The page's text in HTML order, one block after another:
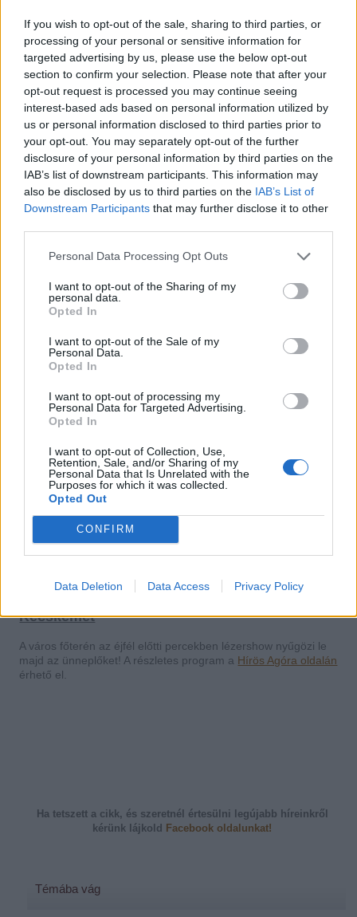
If you wish to opt-out of the sale, sharing to third parties, or
processing of your personal or sensitive information for
targeted advertising by us, please use the below opt-out
section to confirm your selection. Please note that after your
opt-out request is processed you may continue seeing
interest-based ads based on personal information utilized by
us or personal information disclosed to third parties prior to
your opt-out. You may separately opt-out of the further
disclosure of your personal information by third parties on the
IAB’s list of downstream participants. This information may
also be disclosed by us to third parties on the IAB’s List of
Downstream Participants that may further disclose it to other
Personal Data Processing Opt Outs
I want to opt-out of the Sharing of my
personal data.
Opted In
I want to opt-out of the Sale of my
Personal Data.
Opted In
I want to opt-out of processing my
Personal Data for Targeted Advertising.
Opted In
I want to opt-out of Collection, Use,
Retention, Sale, and/or Sharing of my
Personal Data that Is Unrelated with the
Purposes for which it was collected.
Opted Out
CONFIRM
Data Deletion Data Access Privacy Policy
A Magyar Madártani és Természetvédelmi Egyesület, Komárom-
Esztergom megyei csoportja december 31-én este és éjjel járőr-
és figyelőszolgálatot szervez Tata Város Önkormányzata, a
Duna-Ipoly Nemzeti Park Igazgatóság, a Száz Völgy
Természetvédelmi Egyesület és az Által-ér Szövetség
részvételével. A szolgálatot a helyi rendőrség, a polgárőrség és
polgári természetőrök együttműködve végzik majd - írja a
kemma.hu.Hála az intézkedéseknek csendes szilveszter
várható Tatán.
Szombathely
és az állatok nyugalma érdekében nem fog tűzijátékot tartani
Fényjátékot tartalmaz a program: egy csökkentett hang- és
környezeti hatású elemekből összeállított pirotechnikai showra
számíthat a közönség.
Nyíregyháza
Nyíregyházán nem lesz tűzijáték szilveszterkor – a város
utcabállal ünnepel a Kossuth téren. Ulrich Attila alpolgármester
elmondta, hogy az idén sem lesz tűzijáték, mert egy évben csak
környezetvédőket – olvasható a Sunshine Fm
programajánlójában .
Kaposvár
A város szilveszteri buliján a Kossuth téren nem tartalmaz a
program tűzijátékot – helyette fényfestésben gyönyörködhetnek
Kecskemét
A város főterén az éjfél előtti percekben lézershow nyűgözi le
majd az ünneplőket! A részletes program a Hírös Agóra oldalán
érhető el.
Ha tetszett a cikk, és szeretnél értesülni legújabb híreinkről
kérünk lájkold Facebook oldalunkat!
Témába vág